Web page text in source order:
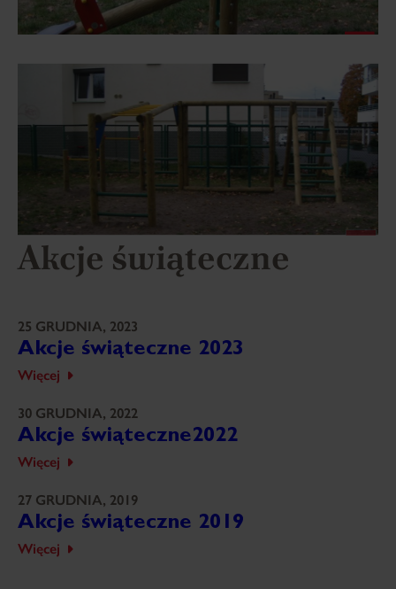
Akcje świąteczne
25 GRUDNIA, 2023
Akcje świąteczne 2023
Więcej
30 GRUDNIA, 2022
Akcje świąteczne2022
Więcej
27 GRUDNIA, 2019
Akcje świąteczne 2019
Więcej